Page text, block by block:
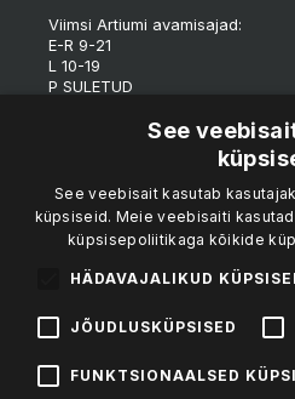
Viimsi Artiumi avamisajad:
E-R 9-21
L 10-19
P SULETUD
*Tulenevalt eriüritustest võivad
jooksvalt muutuda.
K-R 15-19
L 12-19
P 12-17
Kohvik & catering:
kalvi.sedrik@mail.ee
See
See veebisait kasutab
küpsiseid. Meie veebisaiti
küpsisepoliitikaga kõikide
HÄDAVAJALIKUD
JÕUDLUSKÜPSISED
FUNKTSIONAALSED